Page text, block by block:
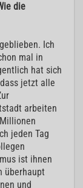
die
Ich
mal in
hat sich
jetzt alle
arbeiten
jeden Tag
ist ihnen
überhaupt
und